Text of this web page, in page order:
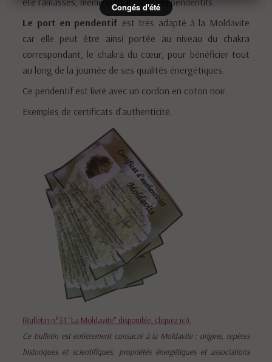
Le port en pendentif est très adapté à la Moldavite
car elle peut être ainsi portée au niveau du chakra
correspondant, le chakra du cœur, pour bénéficier tout
au long de la journée de ses qualités énergétiques.
Ce pendentif est livré avec un cordon en coton noir.
Exemples de certificats d’authenticité.
(Bulletin n°31 "La Moldavite" disponible, cliquez ici).
Ce bulletin est entièrement consacré à la Moldavite : origine, repères
historiques et scientifiques, propriétés énergétiques et associations
Congés d'été